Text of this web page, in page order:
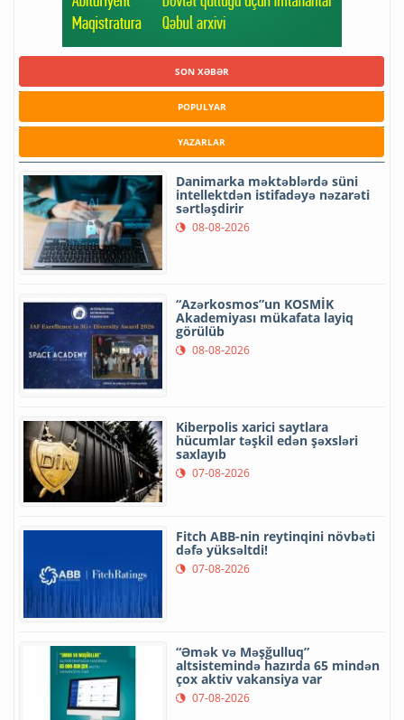
SON XƏBƏR
POPULYAR
YAZARLAR
Danimarka məktəblərdə süni
intellektdən istifadəyə nəzarəti
sərtləşdirir
08-08-2026
“Azərkosmos”un KOSMİK
Akademiyası mükafata layiq
görülüb
08-08-2026
Kiberpolis xarici saytlara
hücumlar təşkil edən şəxsləri
saxlayıb
07-08-2026
Fitch ABB-nin reytinqini növbəti
dəfə yüksəltdi!
07-08-2026
“Əmək və Məşğulluq”
altsistemində hazırda 65 mindən
çox aktiv vakansiya var
07-08-2026